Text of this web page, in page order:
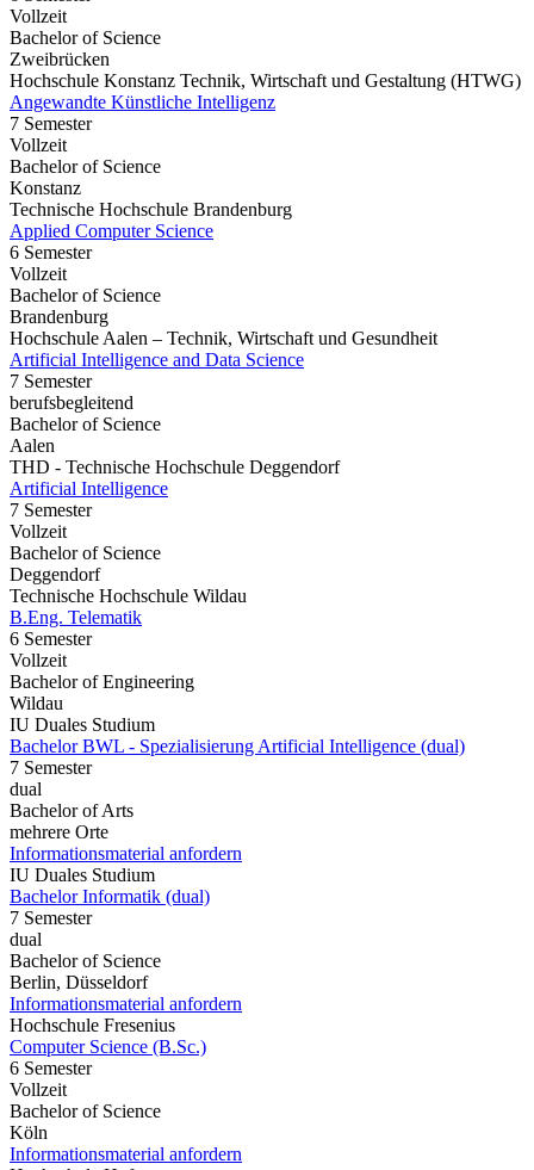
Vollzeit
Bachelor of Science
Zweibrücken
Hochschule Konstanz Technik, Wirtschaft und Gestaltung (HTWG)
Angewandte Künstliche Intelligenz
7 Semester
Vollzeit
Bachelor of Science
Konstanz
Technische Hochschule Brandenburg
Applied Computer Science
6 Semester
Vollzeit
Bachelor of Science
Brandenburg
Hochschule Aalen – Technik, Wirtschaft und Gesundheit
Artificial Intelligence and Data Science
7 Semester
berufsbegleitend
Bachelor of Science
Aalen
THD - Technische Hochschule Deggendorf
Artificial Intelligence
7 Semester
Vollzeit
Bachelor of Science
Deggendorf
Technische Hochschule Wildau
B.Eng. Telematik
6 Semester
Vollzeit
Bachelor of Engineering
Wildau
IU Duales Studium
Bachelor BWL - Spezialisierung Artificial Intelligence (dual)
7 Semester
dual
Bachelor of Arts
mehrere Orte
Informationsmaterial anfordern
IU Duales Studium
Bachelor Informatik (dual)
7 Semester
dual
Bachelor of Science
Berlin, Düsseldorf
Informationsmaterial anfordern
Hochschule Fresenius
Computer Science (B.Sc.)
6 Semester
Vollzeit
Bachelor of Science
Köln
Informationsmaterial anfordern